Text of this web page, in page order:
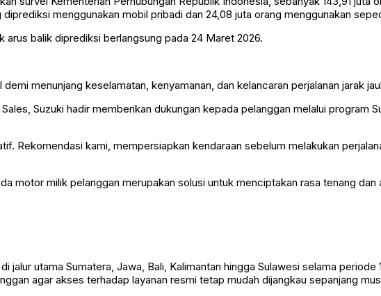
menggunakan mobil pribadi dan 24,08 juta orang menggunakan
balik diprediksi berlangsung pada 24 Maret 2026.
menunjang keselamatan, kenyamanan, dan kelancaran perjalanan jarak
Suzuki hadir memberikan dukungan kepada pelanggan melalui program
Rekomendasi kami, mempersiapkan kendaraan sebelum melakukan
motor milik pelanggan merupakan solusi untuk menciptakan rasa tenang
jalur utama Sumatera, Jawa, Bali, Kalimantan hingga Sulawesi selama
agar akses terhadap layanan resmi tetap mudah dijangkau sepanjang